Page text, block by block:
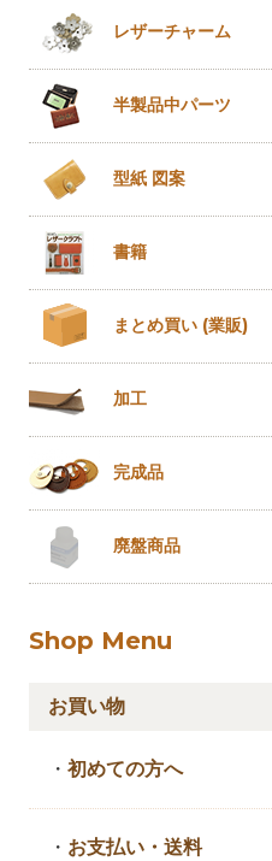
レザーチャーム
半製品中パーツ
型紙 図案
書籍
まとめ買い (業販)
加工
完成品
廃盤商品
Shop Menu
お買い物
・初めての方へ
・ お支払い・送料